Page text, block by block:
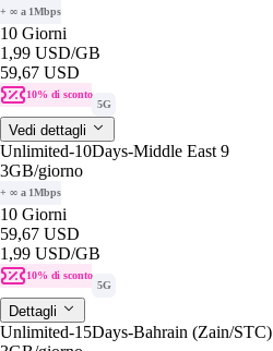
+ ∞ a 1Mbps
10 Giorni
1,99 USD/GB
59,67 USD
10% di sconto
5G
Vedi dettagli
Unlimited-10Days-Middle East 9
3GB/giorno
+ ∞ a 1Mbps
10 Giorni
59,67 USD
1,99 USD/GB
10% di sconto
5G
Dettagli
Unlimited-15Days-Bahrain (Zain/STC)